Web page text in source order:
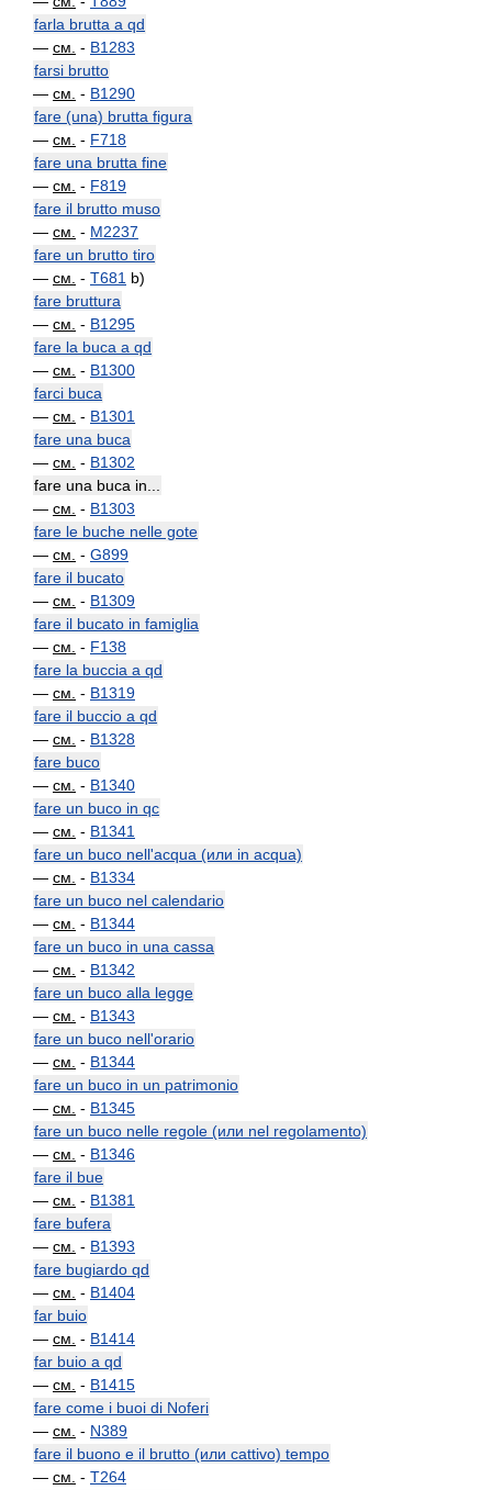
farla brutta a qd
— см. - B1283
farsi brutto
— см. - B1290
fare (una) brutta figura
— см. - F718
fare una brutta fine
— см. - F819
fare il brutto muso
— см. - M2237
fare un brutto tiro
— см. - T681 b)
fare bruttura
— см. - B1295
fare la buca a qd
— см. - B1300
farci buca
— см. - B1301
fare una buca
— см. - B1302
fare una buca in...
— см. - B1303
fare le buche nelle gote
— см. - G899
fare il bucato
— см. - B1309
fare il bucato in famiglia
— см. - F138
fare la buccia a qd
— см. - B1319
fare il buccio a qd
— см. - B1328
fare buco
— см. - B1340
fare un buco in qc
— см. - B1341
fare un buco nell'acqua (или in acqua)
— см. - B1334
fare un buco nel calendario
— см. - B1344
fare un buco in una cassa
— см. - B1342
fare un buco alla legge
— см. - B1343
fare un buco nell'orario
— см. - B1344
fare un buco in un patrimonio
— см. - B1345
fare un buco nelle regole (или nel regolamento)
— см. - B1346
fare il bue
— см. - B1381
fare bufera
— см. - B1393
fare bugiardo qd
— см. - B1404
far buio
— см. - B1414
far buio a qd
— см. - B1415
fare come i buoi di Noferi
— см. - N389
fare il buono e il brutto (или cattivo) tempo
— см. - T264